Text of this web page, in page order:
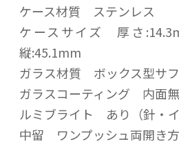
ケース材質 ステンレス
ケースサイズ 厚さ
縦:45.1mm
ガラス材質 ボックス型サ
ガラスコーティング 内面
ルミブライト あり（針・イ
中留 ワンプッシュ両開き